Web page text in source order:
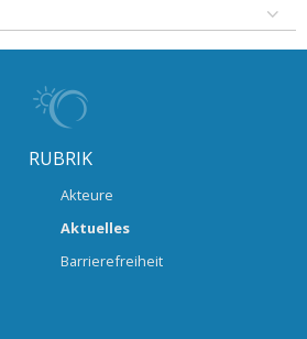
RUBRIK
Akteure
Aktuelles
Barrierefreiheit